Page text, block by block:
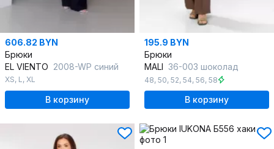
606.82 BYN
Брюки
EL VIENTO 2008-WP синий
XS, L, XL
В корзину
195.9 BYN
Брюки
MALI 36-003 шоколад
48, 50, 52, 54, 56, 58
В корзину